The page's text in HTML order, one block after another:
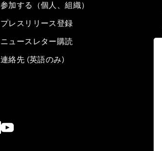
参加する（個人、組織）
プレスリリース登録
ニュースレター購読
連絡先 (英語のみ)